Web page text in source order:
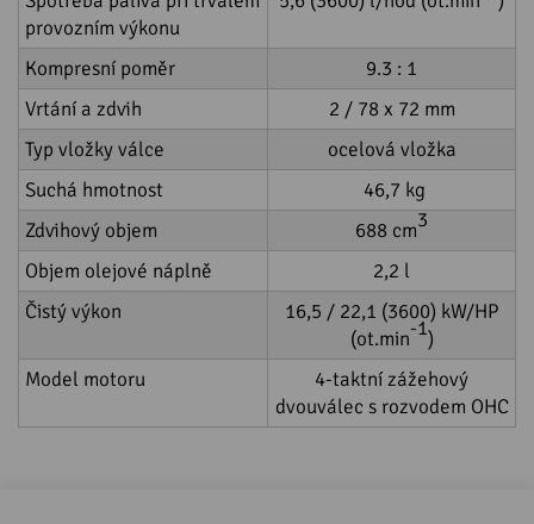
provozním výkonu
Kompresní poměr
9.3 : 1
Vrtání a zdvih
2 / 78 x 72 mm
Typ vložky válce
ocelová vložka
Suchá hmotnost
46,7 kg
Zdvihový objem
688 cm3
Objem olejové náplně
2,2 l
Čistý výkon
16,5 / 22,1 (3600) kW/HP
(ot.min-1)
Model motoru
4-taktní zážehový
dvouválec s rozvodem OHC